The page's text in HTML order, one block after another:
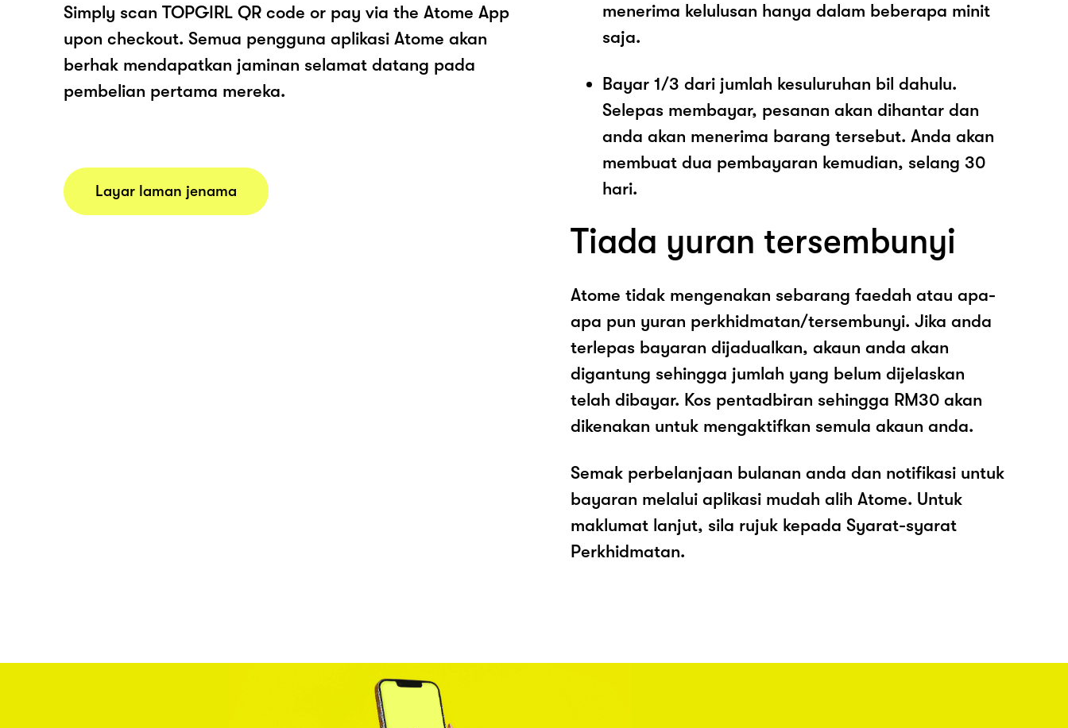
Simply scan TOPGIRL QR code or pay via the Atome App
upon checkout. Semua pengguna aplikasi Atome akan
berhak mendapatkan jaminan selamat datang pada
pembelian pertama mereka.
Layar laman jenama
menerima kelulusan hanya dalam beberapa minit
saja.
Bayar 1/3 dari jumlah kesuluruhan bil dahulu.
Selepas membayar, pesanan akan dihantar dan
anda akan menerima barang tersebut. Anda akan
membuat dua pembayaran kemudian, selang 30
hari.
Tiada yuran tersembunyi
Atome tidak mengenakan sebarang faedah atau apa-
apa pun yuran perkhidmatan/tersembunyi. Jika anda
terlepas bayaran dijadualkan, akaun anda akan
digantung sehingga jumlah yang belum dijelaskan
telah dibayar. Kos pentadbiran sehingga RM30 akan
dikenakan untuk mengaktifkan semula akaun anda.
Semak perbelanjaan bulanan anda dan notifikasi untuk
bayaran melalui aplikasi mudah alih Atome. Untuk
maklumat lanjut, sila rujuk kepada Syarat-syarat
Perkhidmatan.